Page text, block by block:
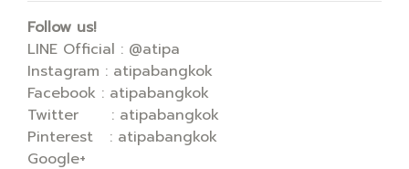
Follow us!
LINE Official : @atipa
Instagram : atipabangkok
Facebook : atipabangkok
Twitter : atipabangkok
Pinterest : atipabangkok
Google+